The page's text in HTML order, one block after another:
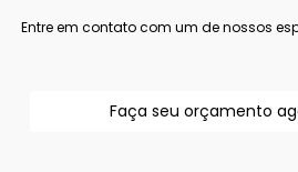
Entre em contato com um de nossos
Faça seu orçamento